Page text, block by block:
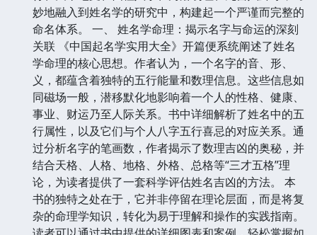
妙地融入到姓名学的研究中，构建起一个严谨而完整的
命名体系。 一、 姓名学命理：揭示名字与命运的深刻
关联 《中国起名学实用大全》开篇便系统阐述了姓名
学命理的核心思想。作者认为，一个名字的音、形、
义，都蕴含着独特的五行能量和数理信息。这些信息如
同磁场一般，潜移默化地影响着一个人的性格、健康、
事业、财运乃至人际关系。书中详细解析了姓名中的五
行属性，以及它们与个人八字五行喜忌的对应关系。通
过分析名字的笔画数，作者揭示了数理吉凶的奥秘，并
结合天格、人格、地格、外格、总格等“三才五格”理
论，为读者提供了一套科学评估姓名吉凶的方法。 本
书的独特之处在于，它并非停留在理论层面，而是将复
杂的命理学知识，转化为易于理解和操作的实践指南。